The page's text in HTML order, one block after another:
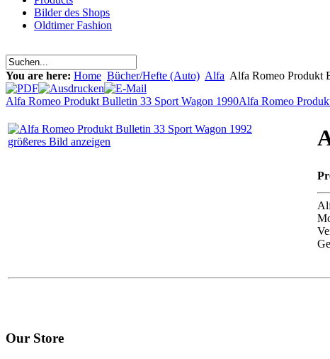
Bilder des Shops
Oldtimer Fashion
You are here: Home Bücher/Hefte (Auto) Alfa Alfa Romeo Produkt
Alfa Romeo Produkt Bulletin 33 Sport Wagon 1990Alfa Romeo
größeres Bild anzeigen
Our Store